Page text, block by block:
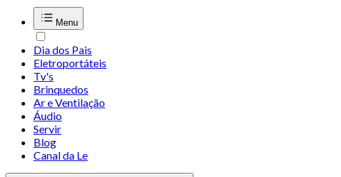
Menu
Dia dos Pais
Eletroportáteis
Tv's
Brinquedos
Ar e Ventilação
Áudio
Servir
Blog
Canal da Le